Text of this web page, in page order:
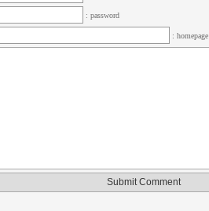
: password
: